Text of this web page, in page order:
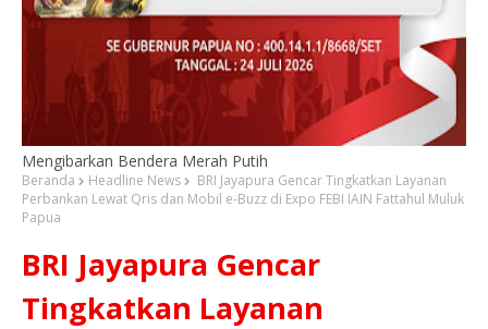
Mengibarkan Bendera Merah Putih
Beranda Headline News
BRI Jayapura Gencar Tingkatkan Layanan
Perbankan Lewat Qris dan Mobil e-Buzz di Expo FEBI IAIN Fattahul Muluk
Papua
BRI Jayapura Gencar
Tingkatkan Layanan